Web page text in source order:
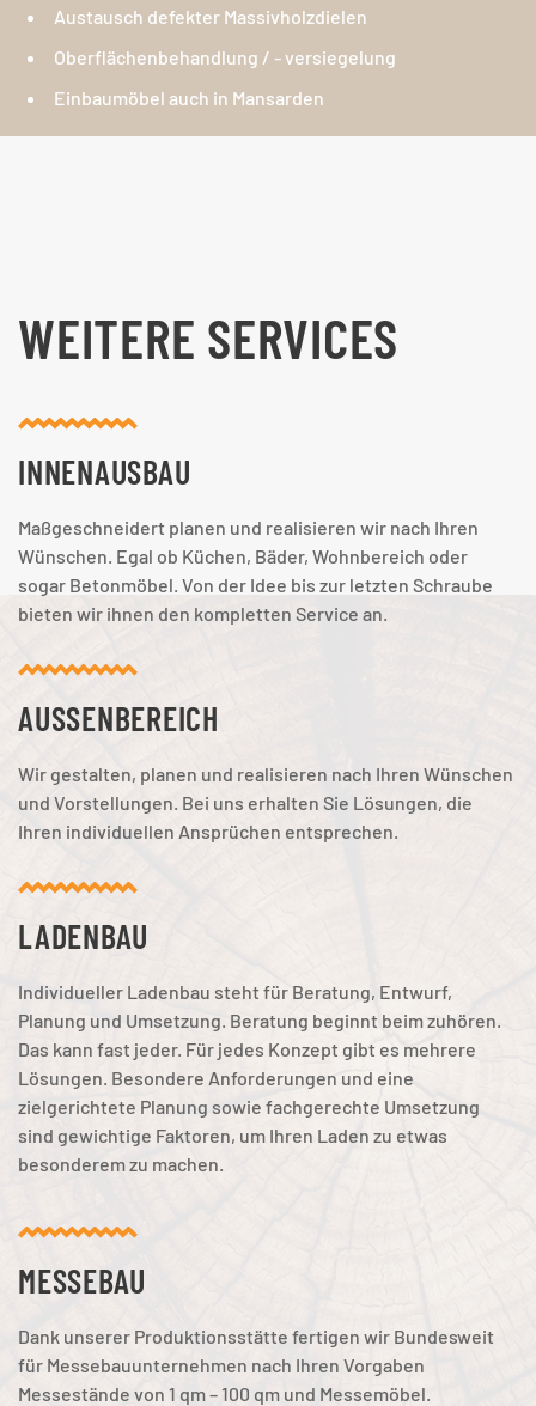
Austausch defekter Massivholzdielen
Oberflächenbehandlung / - versiegelung
Einbaumöbel auch in Mansarden
WEITERE SERVICES
INNEN­AUSBAU
Maßgeschneidert planen und realisieren wir nach Ihren
Wünschen. Egal ob Küchen, Bäder, Wohnbereich oder
sogar Betonmöbel. Von der Idee bis zur letzten Schraube
bieten wir ihnen den kompletten Service an.
AUSSEN­BEREICH
Wir gestalten, planen und realisieren nach Ihren Wünschen
und Vorstellungen. Bei uns erhalten Sie Lösungen, die
Ihren individuellen Ansprüchen entsprechen.
LADEN­BAU
Individueller Ladenbau steht für Beratung, Entwurf,
Planung und Umsetzung. Beratung beginnt beim zuhören.
Das kann fast jeder. Für jedes Konzept gibt es mehrere
Lösungen. Besondere Anforderungen und eine
zielgerichtete Planung sowie fachgerechte Umsetzung
sind gewichtige Faktoren, um Ihren Laden zu etwas
besonderem zu machen.
MESSE­BAU
Dank unserer Produktionsstätte fertigen wir Bundesweit
für Messebauunternehmen nach Ihren Vorgaben
Messestände von 1 qm – 100 qm und Messemöbel.